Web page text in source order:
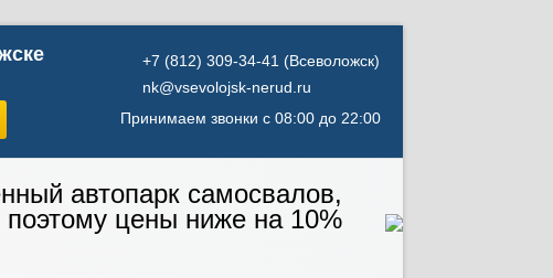
(Всеволожск)
nk@vsevolojsk-nerud.ru
Принимаем звонки с 08:00 до 22:00
автопарк самосвалов,
поэтому цены ниже на 10%